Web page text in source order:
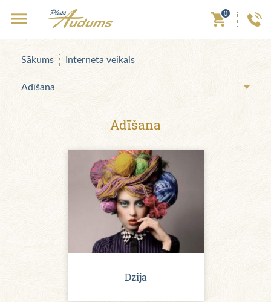
0
Sākums Interneta veikals
Adīšana
Adīšana
Dzija